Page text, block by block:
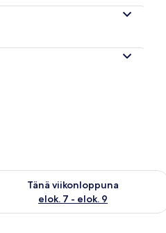
Tänä viikonloppuna
elok. 7 - elok. 9
tämän viikonlopun saatavuus